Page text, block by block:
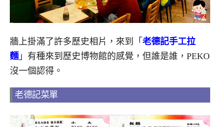
牆上掛滿了許多歷史相片，來到「 老德記手工拉
麵」有種來到歷史博物館的感覺，但誰是誰，PEKO
沒一個認得。
老德記菜單